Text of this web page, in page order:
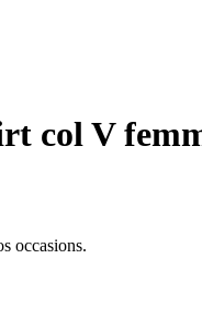
col V
occasions.